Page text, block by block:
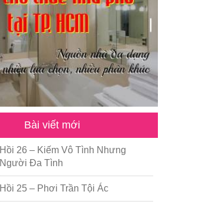
Bài viết mới
Hồi 26 – Kiếm Vô Tình Nhưng
Người Đa Tình
Hồi 25 – Phơi Trần Tội Ác